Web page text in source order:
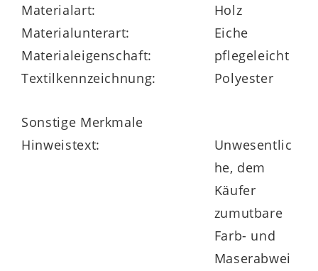
Materialart:
Holz
Materialunterart:
Eiche
Materialeigenschaft:
pflegeleicht
Textilkennzeichnung:
Polyester
Sonstige Merkmale
Hinweistext:
Unwesentlic
he, dem
Käufer
zumutbare
Farb- und
Maserabwei